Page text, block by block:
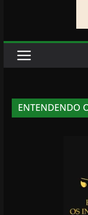
ENTENDENDO